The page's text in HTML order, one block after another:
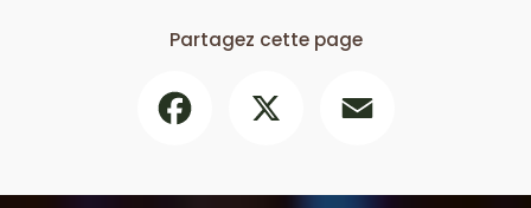
Partagez cette page